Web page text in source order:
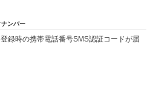
ナンバー
録時の携帯電話番号SMS認証コードが届